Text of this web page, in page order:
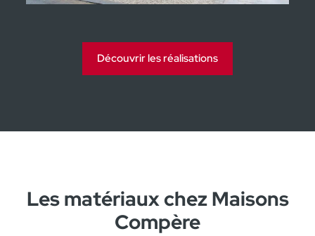
Découvrir les réalisations
Les matériaux chez Maisons
Compère